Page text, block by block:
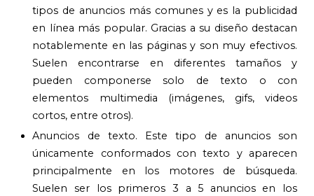
tipos de anuncios más comunes y es la publicidad
en línea más popular. Gracias a su diseño destacan
notablemente en las páginas y son muy efectivos.
Suelen encontrarse en diferentes tamaños y
pueden componerse solo de texto o con
elementos multimedia (imágenes, gifs, videos
cortos, entre otros).
Anuncios de texto. Este tipo de anuncios son
únicamente conformados con texto y aparecen
principalmente en los motores de búsqueda.
Suelen ser los primeros 3 a 5 anuncios en los